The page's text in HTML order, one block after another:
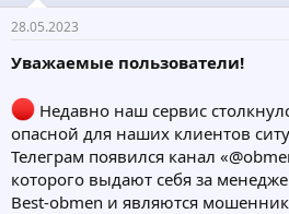
28.05.2023
Уважаемые пользователи!
Недавно наш сервис
опасной для наших клиентов
Телеграм появился канал
которого выдают себя за
Best-obmen и являются